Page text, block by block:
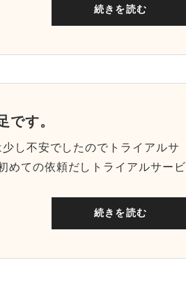
続きを読む
です。
し不安でしたのでトライアルサ
めての依頼だしトライアルサービ
続きを読む